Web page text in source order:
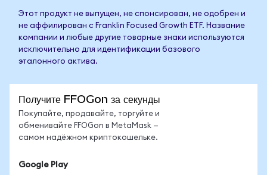
Этот продукт не выпущен, не спонсирован, не одобрен и
не аффилирован с Franklin Focused Growth ETF. Название
компании и любые другие товарные знаки используются
исключительно для идентификации базового
эталонного актива.
Получите FFOGon за секунды
Покупайте, продавайте, торгуйте и
обменивайте FFOGon в MetaMask —
самом надёжном криптокошельке.
Google Play